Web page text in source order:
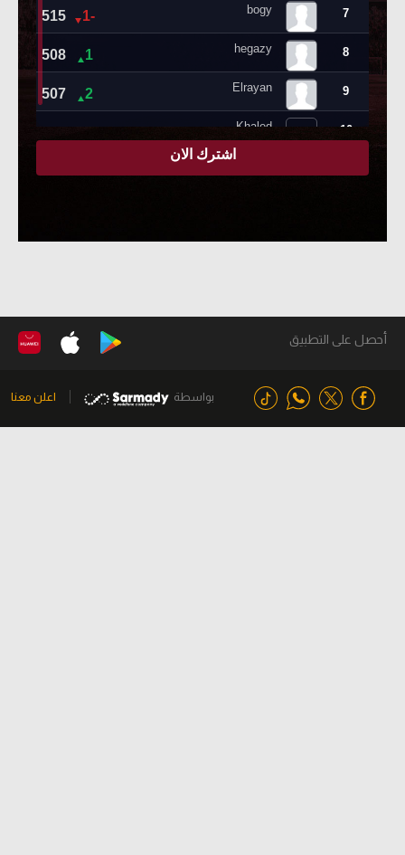
أحصل على التطبيق
بواسطة اعلن معنا